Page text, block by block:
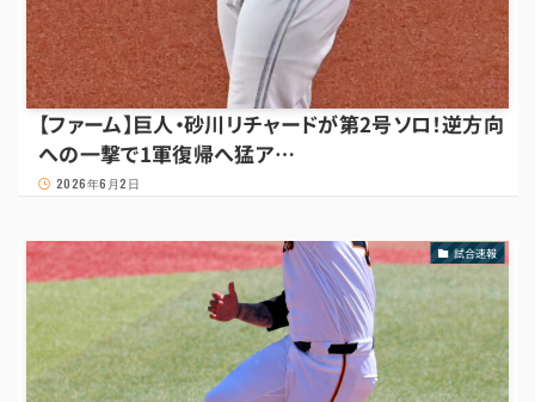
【ファーム】巨人・砂川リチャードが第2号ソロ！逆方向
への一撃で1軍復帰へ猛ア…
2026年6月2日
試合速報